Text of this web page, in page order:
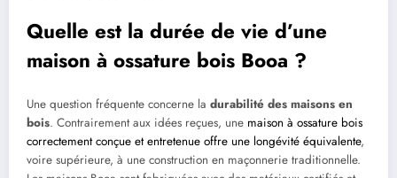
Quelle est la durée de vie d’une
maison à ossature bois Booa ?
Une question fréquente concerne la durabilité des maisons en
bois. Contrairement aux idées reçues, une maison à ossature bois
correctement conçue et entretenue offre une longévité équivalente,
voire supérieure, à une construction en maçonnerie traditionnelle.